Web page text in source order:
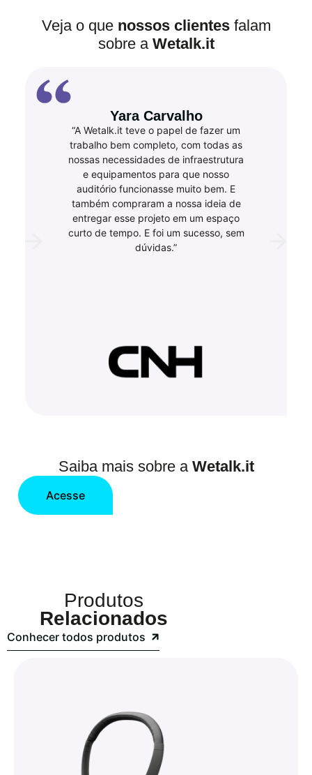
Veja o que nossos clientesfalam
sobre a Wetalk.it
Yara Carvalho
“A Wetalk.it teve o papel de fazer um
trabalho bem completo, com todas as
nossas necessidades de infraestrutura
e equipamentos para que nosso
auditório funcionasse muito bem. E
também compraram a nossa ideia de
entregar esse projeto em um espaço
curto de tempo. E foi um sucesso, sem
dúvidas.”
Saiba mais sobre a Wetalk.it
Acesse
Produtos
Relacionados
Conhecer todos produtos